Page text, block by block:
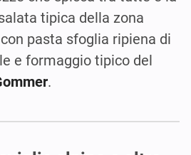
tipica della zona
pasta sfoglia ripiena di
e formaggio tipico del
.